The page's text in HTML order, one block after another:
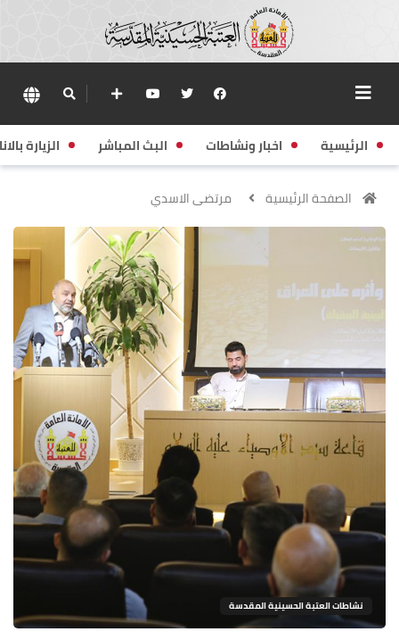
الرئيسية اخبار ونشاطات البث المباشر الزيارة
الصفحة الرئيسية مرتضى الاسدي
نشاطات العتبة الحسينية المقدسة